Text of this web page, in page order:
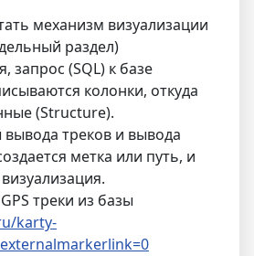
механизм визуализации
раздел)
запрос (SQL) к базе
колонки, откуда
(Structure).
треков и вывода
метка или путь, и
треки из базы
karty-